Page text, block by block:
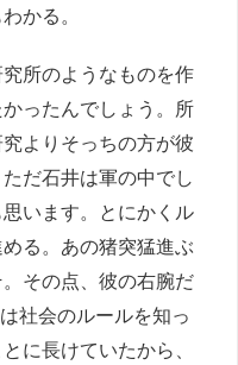
かる。
所のようなものを作
ったんでしょう。所
よりそっちの方が彼
だ石井は軍の中でし
います。とにかくル
る。あの猪突猛進ぶ
その点、彼の右腕だ
社会のルールを知っ
に長けていたから、